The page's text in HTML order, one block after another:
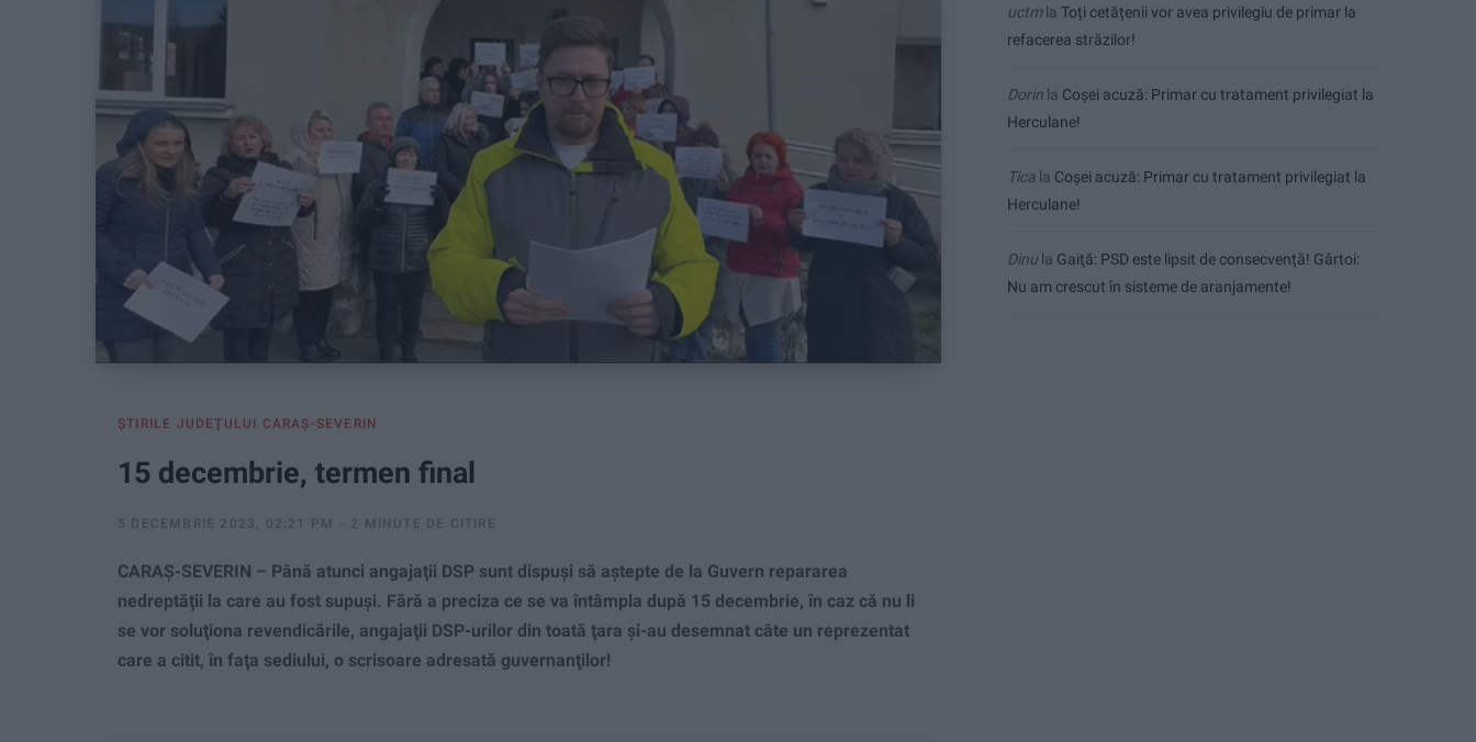
ŞTIRILE JUDEŢULUI CARAŞ-SEVERIN
15 decembrie, termen final
5 DECEMBRIE 2023, 02:21 PM 2 MINUTE DE CITIRE
CARAŞ-SEVERIN – Până atunci angajaţii DSP sunt dispuşi să aştepte de la Guvern repararea
nedreptăţii la care au fost supuşi. Fără a preciza ce se va întâmpla după 15 decembrie, în caz că nu li
se vor soluţiona revendicările, angajaţii DSP-urilor din toată ţara şi-au desemnat câte un reprezentat
care a citit, în faţa sediului, o scrisoare adresată guvernanţilor!
uctmla Toți cetățenii vor avea privilegiu de primar la
refacerea străzilor!
Dorin la Coșei acuză: Primar cu tratament privilegiat la
Herculane!
Tica la Coșei acuză: Primar cu tratament privilegiat la
Herculane!
Dinu la Gaiţă: PSD este lipsit de consecvență! Gârtoi:
Nu am crescut în sisteme de aranjamente!